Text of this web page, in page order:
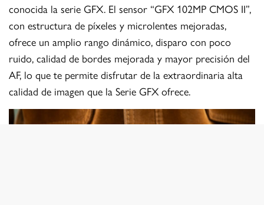
conocida la serie GFX. El sensor “GFX 102MP CMOS II”,
con estructura de píxeles y microlentes mejoradas,
ofrece un amplio rango dinámico, disparo con poco
ruido, calidad de bordes mejorada y mayor precisión del
AF, lo que te permite disfrutar de la extraordinaria alta
calidad de imagen que la Serie GFX ofrece.